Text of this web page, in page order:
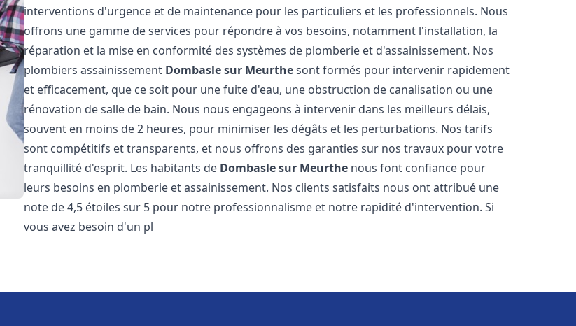
interventions d'urgence et de maintenance pour les particuliers et les professionnels. Nous
offrons une gamme de services pour répondre à vos besoins, notamment l'installation, la
réparation et la mise en conformité des systèmes de plomberie et d'assainissement. Nos
plombiers assainissement Dombasle sur Meurthesont formés pour intervenir rapidement
et efficacement, que ce soit pour une fuite d'eau, une obstruction de canalisation ou une
rénovation de salle de bain. Nous nous engageons à intervenir dans les meilleurs délais,
souvent en moins de 2 heures, pour minimiser les dégâts et les perturbations. Nos tarifs
sont compétitifs et transparents, et nous offrons des garanties sur nos travaux pour votre
tranquillité d'esprit. Les habitants de Dombasle sur Meurthe nous font confiance pour
leurs besoins en plomberie et assainissement. Nos clients satisfaits nous ont attribué une
note de 4,5 étoiles sur 5 pour notre professionnalisme et notre rapidité d'intervention. Si
vous avez besoin d'un pl